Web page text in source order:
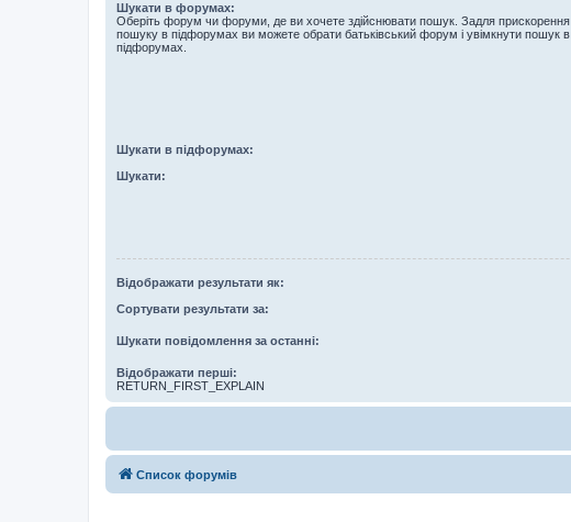
Шукати в форумах:
Оберіть форум чи форуми, де ви хочете здійснювати пошук. Задля прискорення
пошуку в підфорумах ви можете обрати батьківський форум і увімкнути пошук в
підфорумах.
Шукати в підфорумах:
Шукати:
Відображати результати як:
Сортувати результати за:
Шукати повідомлення за останні:
Відображати перші:
RETURN_FIRST_EXPLAIN
Список форумів